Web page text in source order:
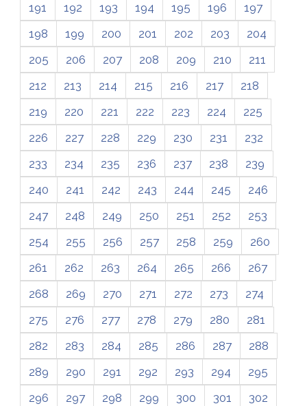
191
192 193 194 195 196
197
198
199 200 201 202 203
204
205
206 207 208 209 210
211
212
213 214 215 216 217
218
219
220 221 222 223 224
225
226
227 228 229 230 231
232
233
234 235 236 237 238
239
240
241 242 243 244 245
246
247
248 249 250 251 252
253
254
255 256 257 258 259
260
261
262 263 264 265 266
267
268
269 270 271 272 273
274
275
276 277 278 279 280
281
282
283 284 285 286 287
288
289
290 291 292 293 294
295
296
297 298 299 300 301
302